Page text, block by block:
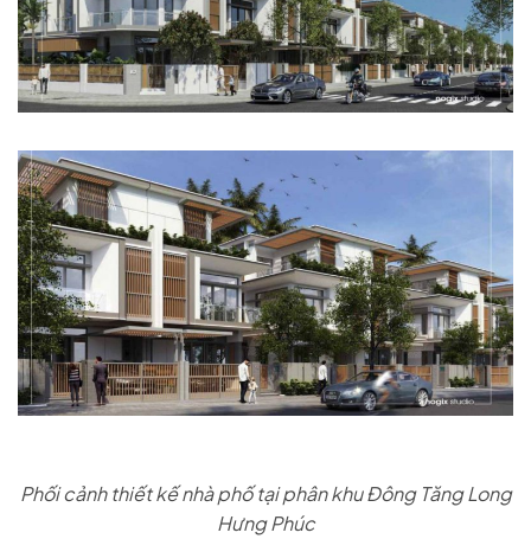
Phối cảnh thiết kế nhà phố tại phân khu Đông Tăng Long
Hưng Phúc